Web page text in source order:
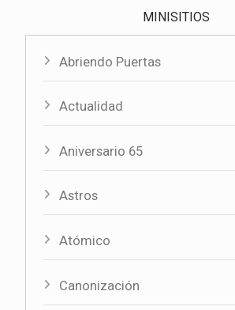
MINISITIOS
Abriendo Puertas
Actualidad
Aniversario 65
Astros
Atómico
Canonización